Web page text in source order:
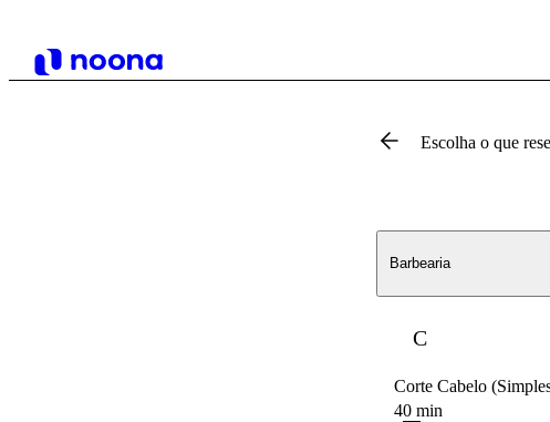
Escolha o que
Barbearia
C
Corte Cabelo
40 min